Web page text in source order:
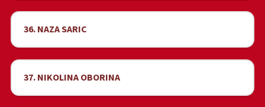
36. NAZA SARIC
37. NIKOLINA OBORINA